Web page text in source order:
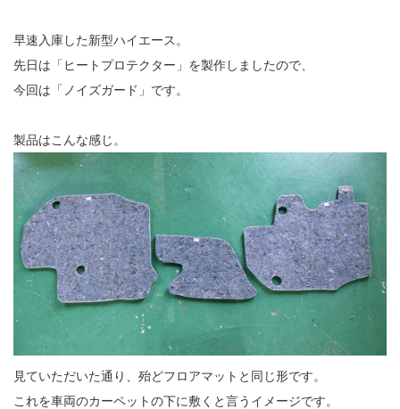
早速入庫した新型ハイエース。
先日は「ヒートプロテクター」を製作しましたので、
今回は「ノイズガード」です。
製品はこんな感じ。
見ていただいた通り、殆どフロアマットと同じ形です。
これを車両のカーペットの下に敷くと言うイメージです。